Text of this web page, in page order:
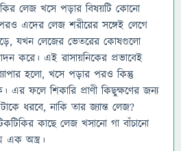
লেজ খসে পড়ার বিষয়টি কোনো
এদের লেজ শরীরের সঙ্গেই লেগে
যখন লেজের ভেতরের কোষগুলো
করে। এই রাসায়নিকের প্রভাবেই
হলো, খসে পড়ার পরও কিন্তু
এর ফলে শিকারি প্রাণী কিছুক্ষণের জন্য
ধরবে, নাকি তার জ্যান্ত লেজ?
কাছে লেজ খসানো গা বাঁচানো
এক অস্ত্র।